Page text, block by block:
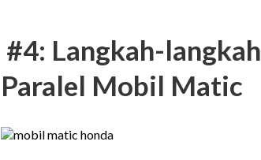
#4: Langkah-
Paralel Mobil Matic